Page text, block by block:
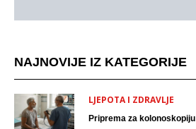
NAJNOVIJE IZ KATEGORIJE
LJEPOTA I ZDRAVLJE
Priprema za kolonoskopiju